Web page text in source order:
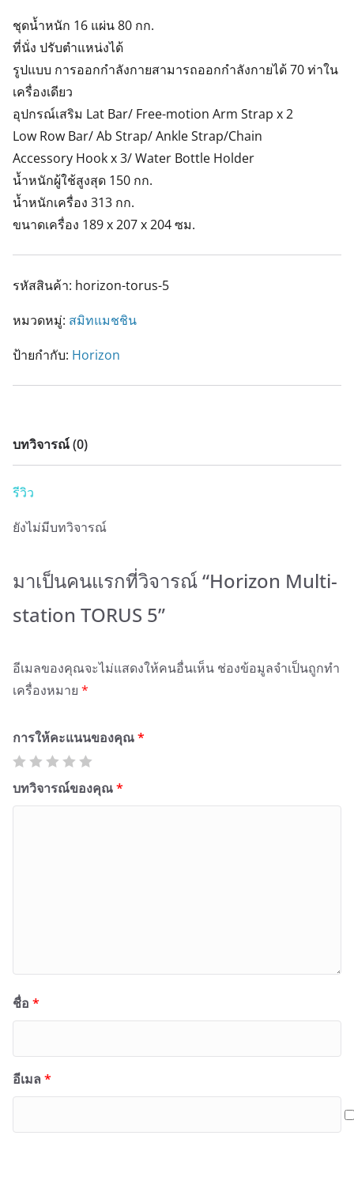
ชุดน้ำหนัก 16 แผ่น 80 กก.
ที่นั่ง ปรับตำแหน่งได้
รูปแบบ การออกกำลังกายสามารถออกกำลังกายได้ 70 ท่าใน
เครื่องเดียว
อุปกรณ์เสริม Lat Bar/ Free-motion Arm Strap x 2
Low Row Bar/ Ab Strap/ Ankle Strap/Chain
Accessory Hook x 3/ Water Bottle Holder
น้ำหนักผู้ใช้สูงสุด 150 กก.
น้ำหนักเครื่อง 313 กก.
ขนาดเครื่อง 189 x 207 x 204 ซม.
รหัสสินค้า: horizon-torus-5
หมวดหมู่: สมิทแมชชิน
ป้ายกำกับ: Horizon
บทวิจารณ์ (0)
รีวิว
ยังไม่มีบทวิจารณ์
มาเป็นคนแรกที่วิจารณ์ “Horizon Multi-
station TORUS 5”
อีเมลของคุณจะไม่แสดงให้คนอื่นเห็น ช่องข้อมูลจำเป็นถูกทำ
เครื่องหมาย *
การให้คะแนนของคุณ*
บทวิจารณ์ของคุณ*
ชื่อ *
อีเมล *